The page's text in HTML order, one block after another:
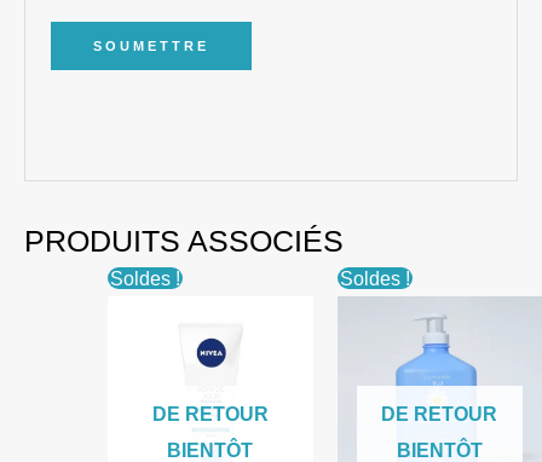
PRODUITS ASSOCIÉS
Soldes !
DE RETOUR
BIENTÔT
Soldes !
DE RETOUR
BIENTÔT